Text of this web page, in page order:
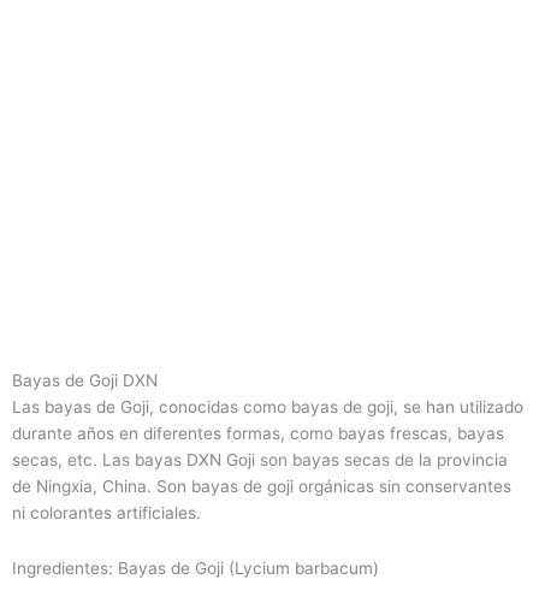
Bayas de Goji DXN
Las bayas de Goji, conocidas como bayas de goji, se han utilizado
durante años en diferentes formas, como bayas frescas, bayas
secas, etc. Las bayas DXN Goji son bayas secas de la provincia
de Ningxia, China. Son bayas de goji orgánicas sin conservantes
ni colorantes artificiales.
Ingredientes: Bayas de Goji (Lycium barbacum)